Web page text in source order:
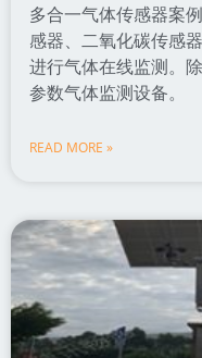
多合一气体传感器案
感器、二氧化碳传感
进行气体在线监测。
参数气体监测设备。
READ MORE »